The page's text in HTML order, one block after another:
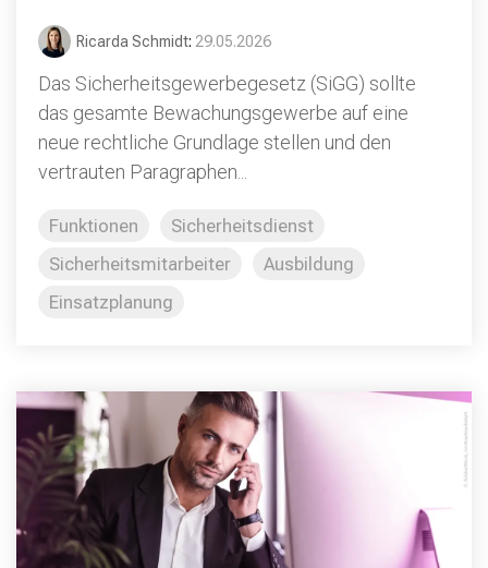
Ricarda Schmidt: 29.05.2026
Das Sicherheitsgewerbegesetz (SiGG) sollte
das gesamte Bewachungsgewerbe auf eine
neue rechtliche Grundlage stellen und den
vertrauten Paragraphen...
Funktionen
Sicherheitsdienst
Sicherheitsmitarbeiter
Ausbildung
Einsatzplanung